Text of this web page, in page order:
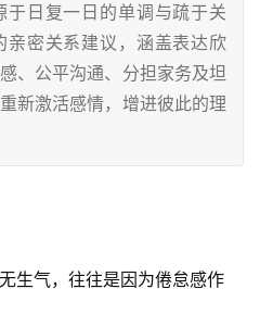
于日复一日的单调与疏于关
亲密关系建议，涵盖表达欣
、公平沟通、分担家务及坦
新激活感情，增进彼此的理
生气，往往是因为倦怠感作